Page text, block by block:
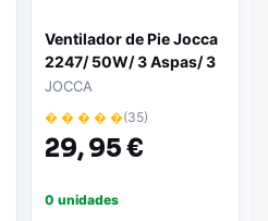
Ventilador de Pie Jocca
2247/ 50W/ 3 Aspas/ 3
velocidades
JOCCA
� � � � �(35)
29,95 €
0 unidades